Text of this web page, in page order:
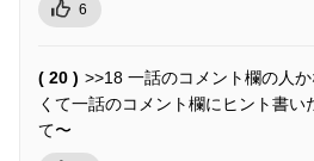
6
( 20 ) >>18 一話のコメント欄の人
くて一話のコメント欄にヒント書
て〜